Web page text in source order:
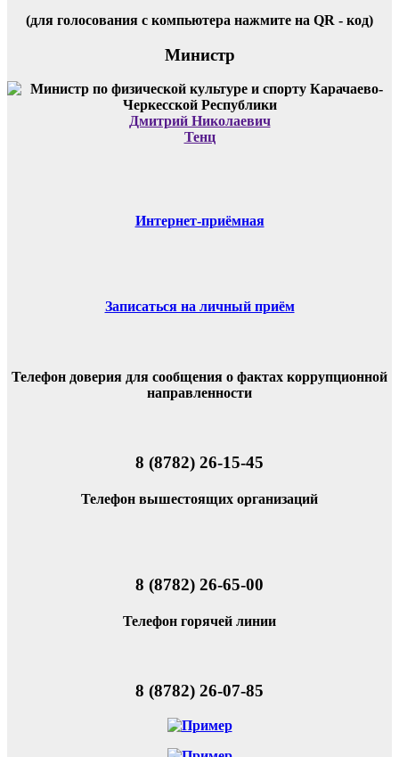
(для голосования с компьютера нажмите на QR - код)
Министр
Дмитрий Николаевич
Тенц
Интернет-приёмная
Записаться на личный приём
Телефон доверия для сообщения о фактах коррупционной
направленности
8 (8782) 26-15-45
Телефон вышестоящих организаций
8 (8782) 26-65-00
Телефон горячей линии
8 (8782) 26-07-85